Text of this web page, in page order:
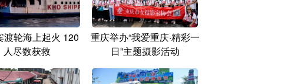
渡轮海上起火 120
人尽数获救
重庆举办“我爱重庆·精彩一
日”主题摄影活动